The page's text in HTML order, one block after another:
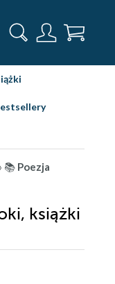
📚 Poezja
książki